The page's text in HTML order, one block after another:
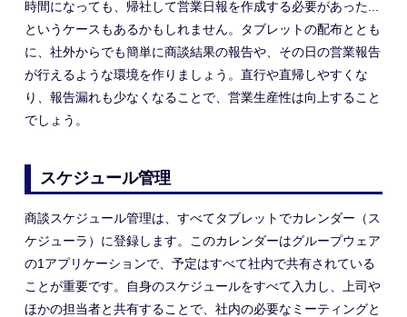
時間になっても、帰社して営業日報を作成する必要があった...
というケースもあるかもしれません。タブレットの配布ととも
に、社外からでも簡単に商談結果の報告や、その日の営業報告
が行えるような環境を作りましょう。直行や直帰しやすくな
り、報告漏れも少なくなることで、営業生産性は向上すること
でしょう。
スケジュール管理
商談スケジュール管理は、すべてタブレットでカレンダー（ス
ケジューラ）に登録します。このカレンダーはグループウェア
の1アプリケーションで、予定はすべて社内で共有されている
ことが重要です。自身のスケジュールをすべて入力し、上司や
ほかの担当者と共有することで、社内の必要なミーティングと